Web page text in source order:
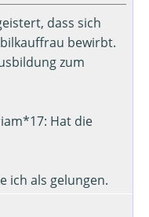
dass sich
bewirbt.
zum
Hat die
ich als gelungen.